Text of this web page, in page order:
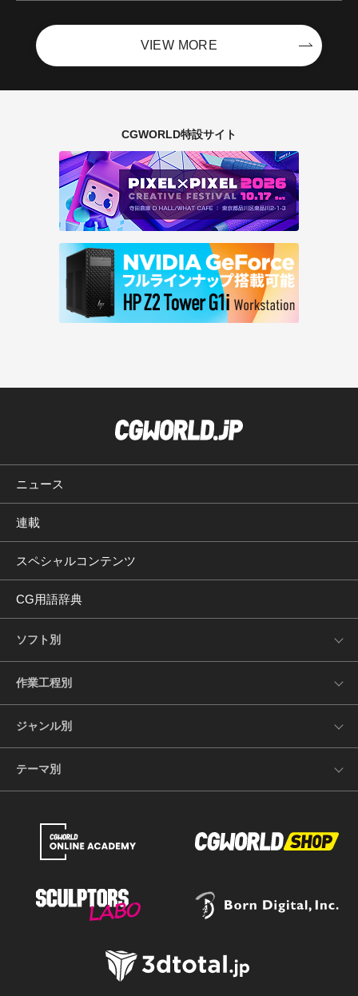
VIEW MORE
CGWORLD特設サイト
ニュース
連載
スペシャルコンテンツ
CG用語辞典
ソフト別
作業工程別
ジャンル別
テーマ別